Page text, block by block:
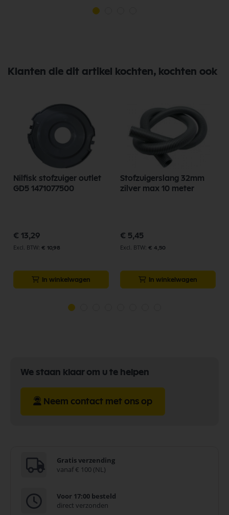
Klanten die dit artikel kochten, kochten ook
Nilfisk stofzuiger outlet
GD5 1471077500
€ 13,29
€ 10,98
In winkelwagen
Stofzuigerslang 32mm
zilver max 10 meter
€ 5,45
€ 4,50
In winkelwagen
We staan klaar om u te helpen
Neem contact met ons op
Gratis verzending
vanaf € 100 (NL)
Voor 17:00 besteld
direct verzonden